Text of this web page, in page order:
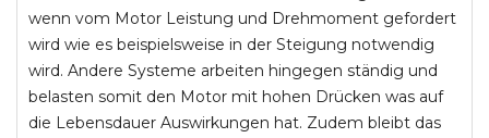
wenn vom Motor Leistung und Drehmoment gefordert
wird wie es beispielsweise in der Steigung notwendig
wird. Andere Systeme arbeiten hingegen ständig und
belasten somit den Motor mit hohen Drücken was auf
die Lebensdauer Auswirkungen hat. Zudem bleibt das